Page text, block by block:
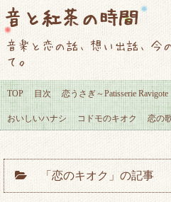
音と紅茶の時間
音楽と恋の話、想い出話、今
て。
TOP 目次 恋うさぎ～Patisserie Ravigote
おいしいハナシ コドモのキオク 恋の
「恋のキオク」の記事